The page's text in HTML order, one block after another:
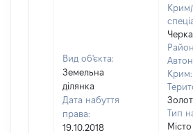
Вид об'єкта:
Земельна
ділянка
Дата набуття
права:
19.10.2018
Крим/
Крим:
Тип
Місто